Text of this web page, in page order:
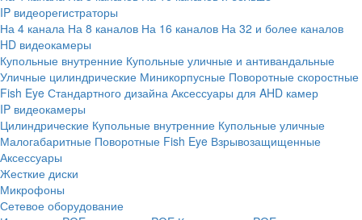
IP видеорегистраторы
На 4 канала На 8 каналов На 16 каналов На 32 и более каналов
HD видеокамеры
Купольные внутренние Купольные уличные и антивандальные
Уличные цилиндрические Миникорпусные Поворотные скоростные
Fish Eye Стандартного дизайна Аксессуары для AHD камер
IP видеокамеры
Цилиндрические Купольные внутренние Купольные уличные
Малогабаритные Поворотные Fish Eye Взрывозащищенные
Аксессуары
Жесткие диски
Микрофоны
Сетевое оборудование